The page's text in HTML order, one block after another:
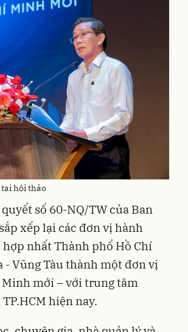
tại hội thảo
số 60-NQ/TW của Ban
xếp lại các đơn vị hành
nhất Thành phố Hồ Chí
Vũng Tàu thành một đơn vị
mới – với trung tâm
hiện nay.